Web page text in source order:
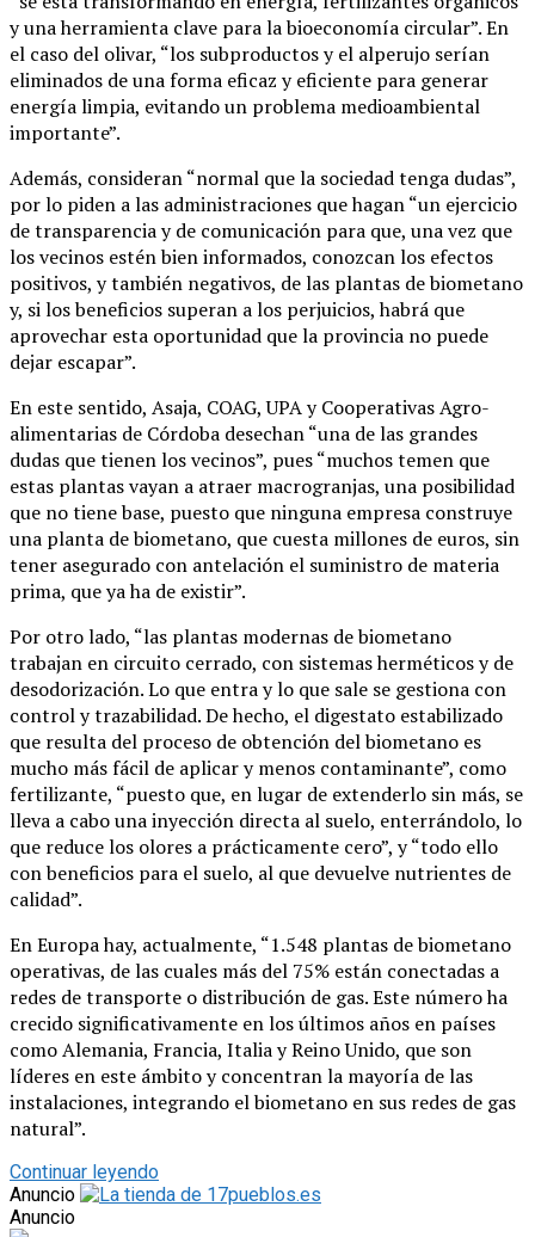
y una herramienta clave para la bioeconomía circular”. En
el caso del olivar, “los subproductos y el alperujo serían
eliminados de una forma eficaz y eficiente para generar
energía limpia, evitando un problema medioambiental
importante”.
Además, consideran “normal que la sociedad tenga dudas”,
por lo piden a las administraciones que hagan “un ejercicio
de transparencia y de comunicación para que, una vez que
los vecinos estén bien informados, conozcan los efectos
positivos, y también negativos, de las plantas de biometano
y, si los beneficios superan a los perjuicios, habrá que
aprovechar esta oportunidad que la provincia no puede
dejar escapar”.
En este sentido, Asaja, COAG, UPA y Cooperativas Agro-
alimentarias de Córdoba desechan “una de las grandes
dudas que tienen los vecinos”, pues “muchos temen que
estas plantas vayan a atraer macrogranjas, una posibilidad
que no tiene base, puesto que ninguna empresa construye
una planta de biometano, que cuesta millones de euros, sin
tener asegurado con antelación el suministro de materia
prima, que ya ha de existir”.
Por otro lado, “las plantas modernas de biometano
trabajan en circuito cerrado, con sistemas herméticos y de
desodorización. Lo que entra y lo que sale se gestiona con
control y trazabilidad. De hecho, el digestato estabilizado
que resulta del proceso de obtención del biometano es
mucho más fácil de aplicar y menos contaminante”, como
fertilizante, “puesto que, en lugar de extenderlo sin más, se
lleva a cabo una inyección directa al suelo, enterrándolo, lo
que reduce los olores a prácticamente cero”, y “todo ello
con beneficios para el suelo, al que devuelve nutrientes de
calidad”.
En Europa hay, actualmente, “1.548 plantas de biometano
operativas, de las cuales más del 75% están conectadas a
redes de transporte o distribución de gas. Este número ha
crecido significativamente en los últimos años en países
como Alemania, Francia, Italia y Reino Unido, que son
líderes en este ámbito y concentran la mayoría de las
instalaciones, integrando el biometano en sus redes de gas
natural”.
Continuar leyendo
Anuncio
Anuncio